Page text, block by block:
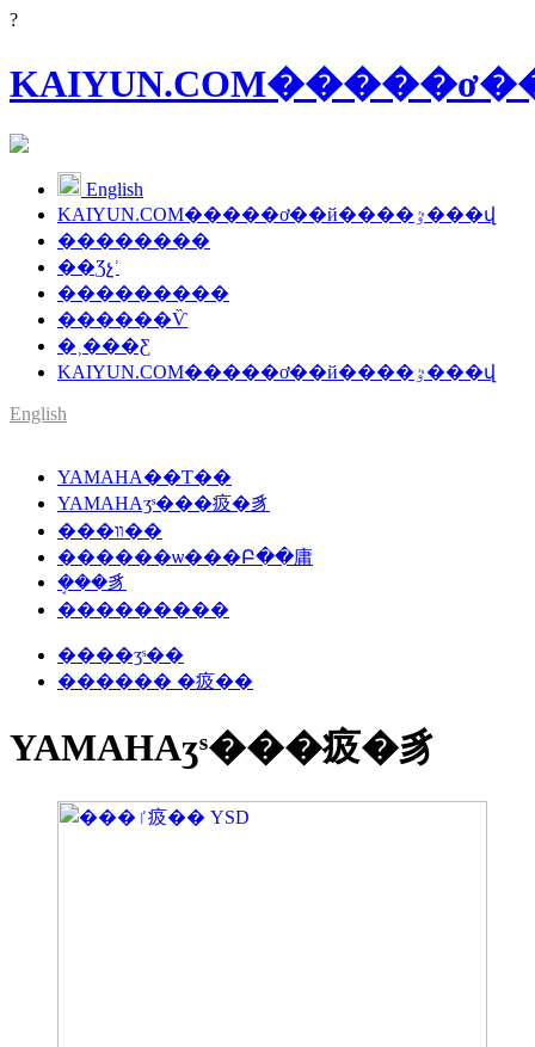
?
English
KAIYUN.COM�����ơ��й����ٷ���վ
��������
��Ʒչʾ
���������
������Ѷ
�˲���Ƹ
KAIYUN.COM�����ơ��й����ٷ���վ
English
YAMAHA����
YAMAHA��Ƭ��
YAMAHAӡˢ���㽺�豸
���װ��
������ѡ���Բ��庸
�ܱ��豸
���������
����ӡˢ��
������ �㽺��
YAMAHAӡˢ���㽺�豸